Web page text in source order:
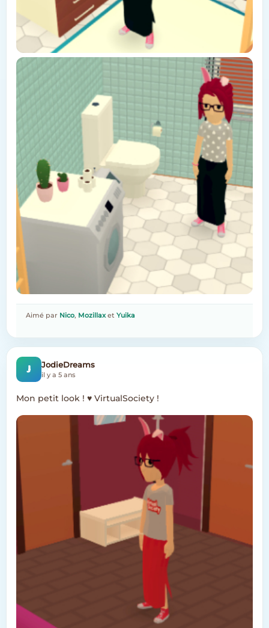
Aimé par Nico, Mozillaxet Yuika
J JodieDreams
il y a 5 ans
Mon petit look ! ♥ VirtualSociety !